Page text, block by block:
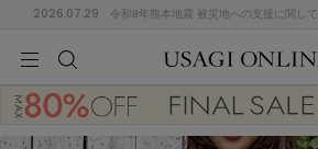
2026.07.29 令和8年熊本地震 被災地への支援に関して
(674)